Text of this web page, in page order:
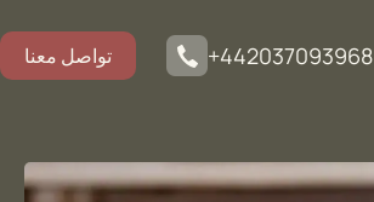
+442037093968 تواصل معنا